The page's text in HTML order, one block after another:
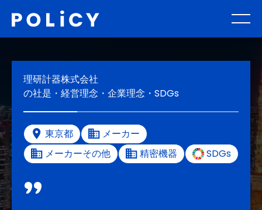
理研計器株式会社
の社是・経営理念・企業理念・SDGs
東京都
メーカー
メーカーその他
精密機器 SDGs